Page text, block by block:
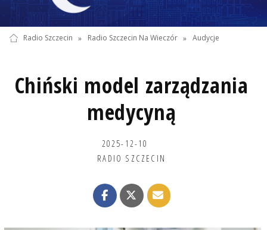
Radio Szczecin » Radio Szczecin Na Wieczór » Audycje
Chiński model zarządzania
medycyną
2025-12-10
RADIO SZCZECIN